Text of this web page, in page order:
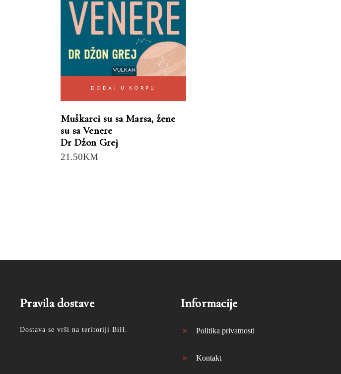
DODAJ U KORPU
Muškarci su sa Marsa, žene
su sa Venere
Dr Džon Grej
21.50KM
Pravila dostave
Dostava se vrši na teritoriji BiH.
Informacije
Politika privatnosti
Kontakt